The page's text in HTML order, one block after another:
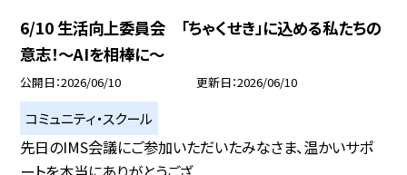
6/10 生活向上委員会 「ちゃくせき」に込める私たちの
意志！〜AIを相棒に〜
公開日 2026/06/10 更新日 2026/06/10
コミュニティ・スクール
先日のIMS会議にご参加いただいたみなさま、温かいサポ